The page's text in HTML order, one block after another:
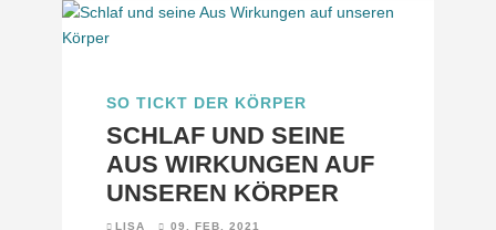
SO TICKT DER KÖRPER
SCHLAF UND SEINE
AUS WIRKUNGEN AUF
UNSEREN KÖRPER
LISA
09. FEB. 2021